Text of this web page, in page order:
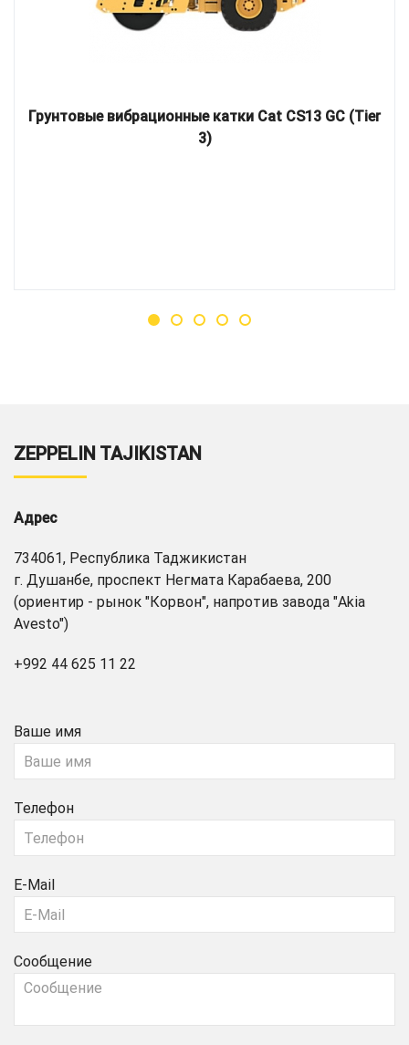
Грунтовые вибрационные катки Cat CS13 GC (Tier
3)
ZEPPELIN TAJIKISTAN
Адрес
734061, Республика Таджикистан
г. Душанбе, проспект Негмата Карабаева, 200
(ориентир - рынок "Корвон", напротив завода "Akia
Avesto")
+992 44 625 11 22
Ваше имя
Телефон
E-Mail
Сообщение